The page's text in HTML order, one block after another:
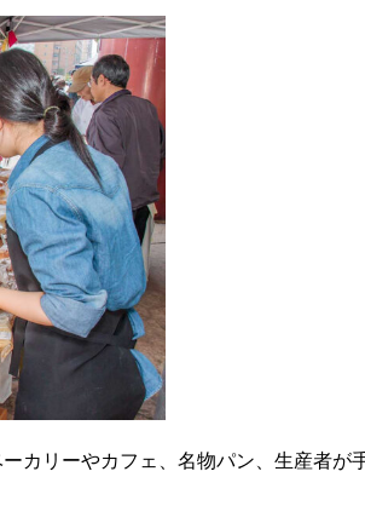
カリーやカフェ、名物パン、生産者